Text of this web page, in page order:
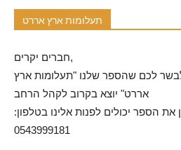
תעלומות ארץ אררט
חברים יקרים,
לכם שהספר שלנו "תעלומות ארץ
אררט" יוצא בקרוב לקהל הרחב
את הספר יכולים לפנות אלינו בטלפון:
0543999181